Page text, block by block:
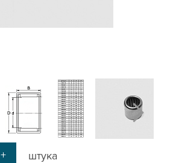
ПРОФИЛЬ
ШАРИКОВЫЕ
+ штука